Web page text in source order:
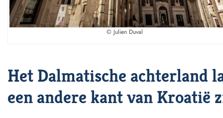
© Julien Duval
Het Dalmatische achterland
een andere kant van Kroatië